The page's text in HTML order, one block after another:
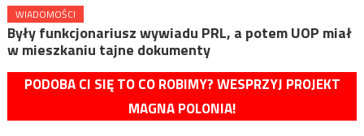
WIADOMOŚCI
Były funkcjonariusz wywiadu PRL, a potem UOP miał
w mieszkaniu tajne dokumenty
PODOBA CI SIĘ TO CO ROBIMY? WESPRZYJ PROJEKT
MAGNA POLONIA!